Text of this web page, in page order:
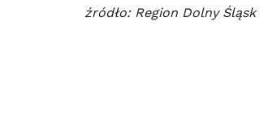
źródło: Region Dolny Śląsk